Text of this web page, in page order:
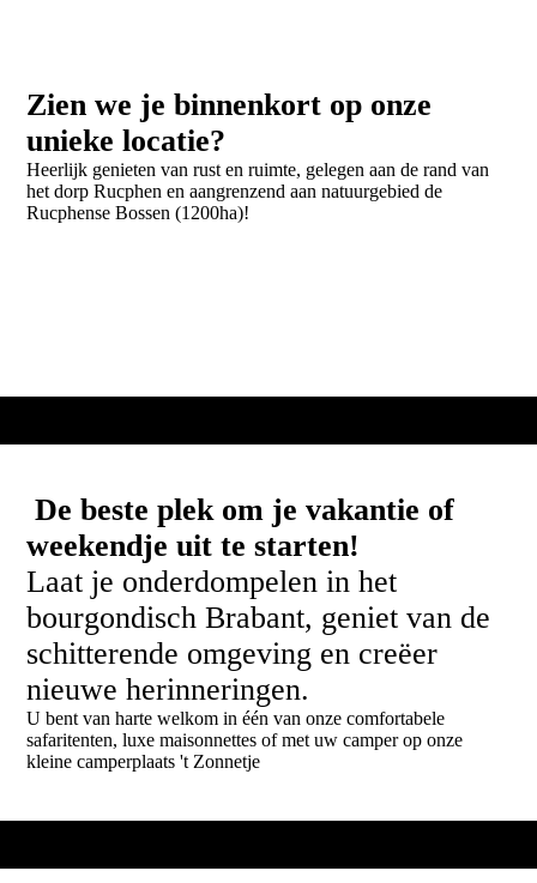
Zien we je binnenkort op onze
unieke locatie?
Heerlijk genieten van rust en ruimte, gelegen aan de rand van
het dorp Rucphen en aangrenzend aan natuurgebied de
Rucphense Bossen (1200ha)!
De beste plek om je vakantie of
weekendje uit te starten!
Laat je onderdompelen in het
bourgondisch Brabant, geniet van de
schitterende omgeving en creëer
nieuwe herinneringen.
U bent van harte welkom in één van onze comfortabele
safaritenten, luxe maisonnettes of met uw camper op onze
kleine camperplaats 't Zonnetje